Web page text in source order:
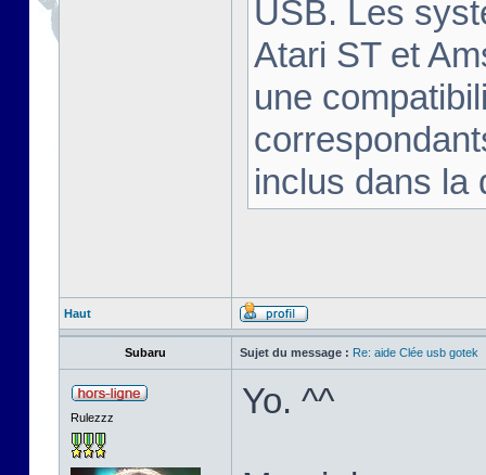
USB. Les
Atari ST et
une
inclus dans la
Haut
Subaru Sujet du message : Re: aide Clée usb gotek
Rulezzz Yo. ^^